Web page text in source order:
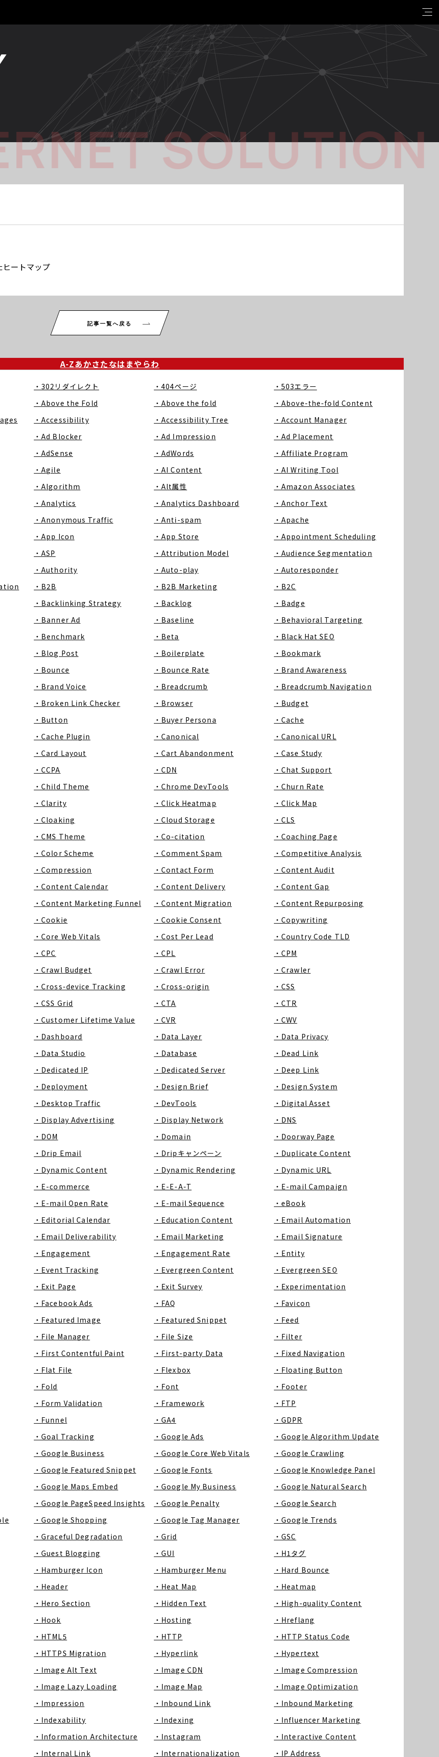
SOLUTION
ートマップ
記事一覧へ戻る
A-Zあかさたなは まや らわ
・302リダイレクト ・404ページ
・503エラー
・Above the Fold
・Above the fold
・Above-the-fold Content
・Accessibility ・Accessibility Tree
・Account Manager
・Ad Blocker
・Ad Impression
・Ad Placement
・AdSense
・AdWords
・Affiliate Program
・Agile
・AI Content
・AI Writing Tool
・Algorithm
・Alt属性
・Amazon Associates
・Analytics
・Analytics Dashboard
・Anchor Text
・Anonymous Traffic
・Anti-spam
・Apache
・App Icon
・App Store
・Appointment Scheduling
・ASP
・Attribution Model
・Audience Segmentation
・Authority
・Auto-play
・Autoresponder
・B2B ・B2B Marketing
・B2C
・Backlinking Strategy
・Backlog
・Badge
・Banner Ad
・Baseline
・Behavioral Targeting
・Benchmark
・Beta
・Black Hat SEO
・Blog Post
・Boilerplate
・Bookmark
・Bounce
・Bounce Rate
・Brand Awareness
・Brand Voice
・Breadcrumb
・Breadcrumb Navigation
・Broken Link Checker
・Browser
・Budget
・Button
・Buyer Persona
・Cache
・Cache Plugin
・Canonical
・Canonical URL
・Card Layout
・Cart Abandonment
・Case Study
・CCPA
・CDN
・Chat Support
・Child Theme
・Chrome DevTools
・Churn Rate
・Clarity
・Click Heatmap
・Click Map
・Cloaking
・Cloud Storage
・CLS
・CMS Theme
・Co-citation
・Coaching Page
・Color Scheme
・Comment Spam
・Competitive Analysis
・Compression
・Contact Form
・Content Audit
・Content Calendar
・Content Delivery
・Content Gap
・Content Marketing Funnel
・Content Migration
・Content Repurposing
・Cookie
・Cookie Consent
・Copywriting
・Core Web Vitals
・Cost Per Lead
・Country Code TLD
・CPC
・CPL
・CPM
・Crawl Budget
・Crawl Error
・Crawler
・Cross-device Tracking
・Cross-origin
・CSS
・CSS Grid
・CTA
・CTR
・Customer Lifetime Value
・CVR
・CWV
・Dashboard
・Data Layer
・Data Privacy
・Data Studio
・Database
・Dead Link
・Dedicated IP
・Dedicated Server
・Deep Link
・Deployment
・Design Brief
・Design System
・Desktop Traffic
・DevTools
・Digital Asset
・Display Advertising
・Display Network
・DNS
・DOM
・Domain
・Doorway Page
・Drip Email
・Dripキャンペーン
・Duplicate Content
・Dynamic Content
・Dynamic Rendering
・Dynamic URL
・E-commerce
・E-E-A-T
・E-mail Campaign
・E-mail Open Rate
・E-mail Sequence
・eBook
・Editorial Calendar
・Education Content
・Email Automation
・Email Deliverability
・Email Marketing
・Email Signature
・Engagement
・Engagement Rate
・Entity
・Event Tracking
・Evergreen Content
・Evergreen SEO
・Exit Page
・Exit Survey
・Experimentation
・Facebook Ads
・FAQ
・Favicon
・Featured Image
・Featured Snippet
・Feed
・File Manager
・File Size
・Filter
・First Contentful Paint
・First-party Data
・Fixed Navigation
・Flat File
・Flexbox
・Floating Button
・Fold
・Font
・Footer
・Form Validation
・Framework
・FTP
・Funnel
・GA4
・GDPR
・Goal Tracking
・Google Ads
・Google Algorithm Update
・Google Business
・Google Core Web Vitals
・Google Crawling
・Google Featured Snippet
・Google Fonts
・Google Knowledge Panel
・Google Maps Embed
・Google My Business
・Google Natural Search
・Google PageSpeed Insights
・Google Penalty
・Google Search
・Google Shopping ・Google Tag Manager
・Google Trends
・Graceful Degradation
・Grid
・GSC
・Guest Blogging
・GUI
・H1タグ
・Hamburger Icon
・Hamburger Menu
・Hard Bounce
・Header
・Heat Map
・Heatmap
・Hero Section
・Hidden Text
・High-quality Content
・Hook
・Hosting
・Hreflang
・HTML5
・HTTP
・HTTP Status Code
・HTTPS Migration
・Hyperlink
・Hypertext
・Image Alt Text
・Image CDN
・Image Compression
・Image Lazy Loading
・Image Map
・Image Optimization
・Impression
・Inbound Link
・Inbound Marketing
・Indexability
・Indexing
・Influencer Marketing
・Information Architecture
・Instagram
・Interactive Content
・Internal Link
・Internationalization ・IP Address